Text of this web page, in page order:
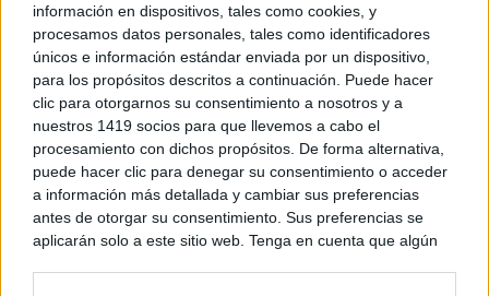
información en dispositivos, tales como cookies, y
procesamos datos personales, tales como identificadores
únicos e información estándar enviada por un dispositivo,
para los propósitos descritos a continuación. Puede hacer
clic para otorgarnos su consentimiento a nosotros y a
nuestros 1419 socios para que llevemos a cabo el
procesamiento con dichos propósitos. De forma alternativa,
puede hacer clic para denegar su consentimiento o acceder
a información más detallada y cambiar sus preferencias
antes de otorgar su consentimiento. Sus preferencias se
aplicarán solo a este sitio web. Tenga en cuenta que algún
No es tu imaginación
¿Ves caras en enchufes, coches o nubes? Tiene
explicación